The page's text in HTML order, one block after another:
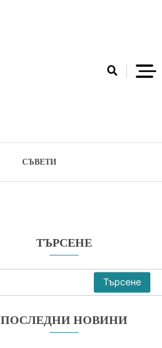
СЪВЕТИ
ТЪРСЕНЕ
Търсене
ПОСЛЕДНИ НОВИНИ